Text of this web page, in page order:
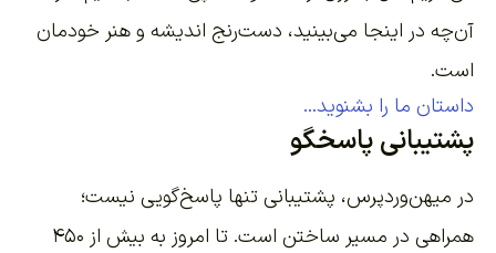
آن‌چه در اینجا می‌بینید، دست‌رنج اندیشه و هنر خودمان
است.
داستان ما را بشنوید...
پشتیبانی پاسخگو
در میهن‌وردپرس، پشتیبانی تنها پاسخ‌گویی نیست؛
همراهی در مسیر ساختن است. تا امروز به بیش از ۴۵۰